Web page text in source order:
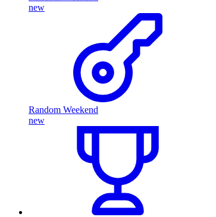
new
Random Weekend
new